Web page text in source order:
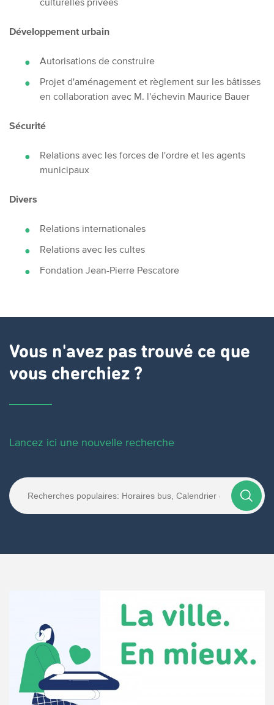
Développement urbain
Autorisations de construire
Projet d'aménagement et règlement sur les bâtisses
en collaboration avec M. l'échevin Maurice Bauer
Sécurité
Relations avec les forces de l'ordre et les agents
municipaux
Divers
Relations internationales
Relations avec les cultes
Fondation Jean-Pierre Pescatore
Vous n'avez pas trouvé ce que
vous cherchiez ?
Lancez ici une nouvelle recherche